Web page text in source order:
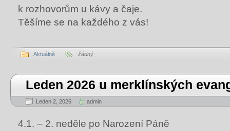
k rozhovorům u kávy a čaje.
Těšíme se na každého z vás!
Aktuálně žádný
Leden 2026 u merklínských
Leden 2, 2026 admin
4.1. – 2. neděle po Narození Páně